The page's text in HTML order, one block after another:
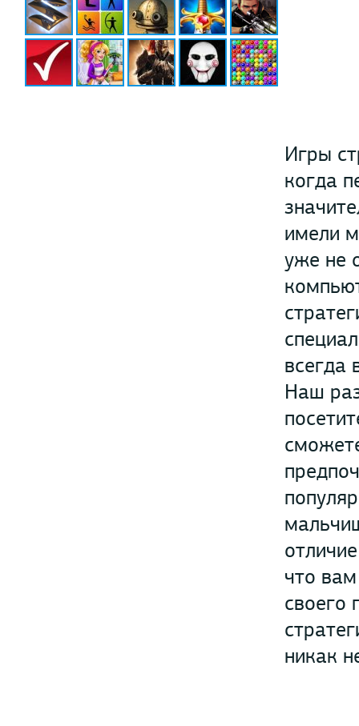
Игры
когда
имели
уже не
всегда
Наш
что
своего
никак